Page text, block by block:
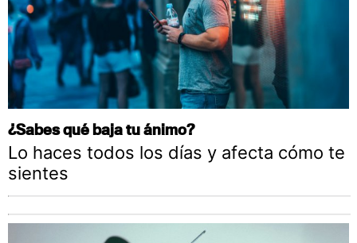
¿Sabes qué baja tu ánimo?
Lo haces todos los días y afecta cómo te
sientes